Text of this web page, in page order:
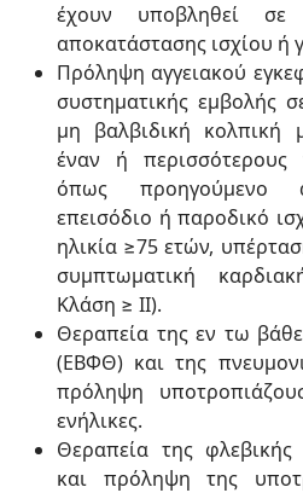
έχουν υποβληθεί σε
αποκατάστασης ισχίου ή
Πρόληψη αγγειακού
συστηματικής εμβολής
μη βαλβιδική
έναν ή περισσότερους
όπως προηγούμενο
επεισόδιο ή παροδικό
ηλικία ≥75 ετών,
συμπτωματική
Κλάση ≥ ΙΙ).
Θεραπεία της εν τω
(ΕΒΦΘ) και της
πρόληψη
ενήλικες.
Θεραπεία της
και πρόληψη της